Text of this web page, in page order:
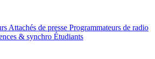
Attachés de presse Programmateurs de radio
& synchro Étudiants